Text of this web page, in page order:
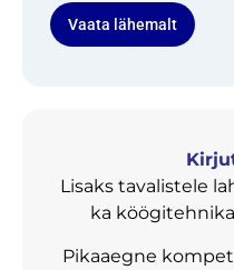
Vaata lähemalt
Lisaks tavalistele
ka
Pikaaegne